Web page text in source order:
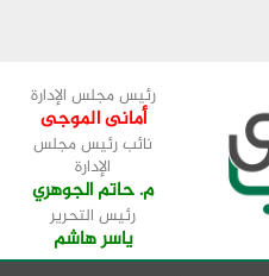
رئيس مجلس الإدارة
أمانى الموجى
نائب رئيس مجلس
الإدارة
م. حاتم الجوهري
رئيس التحرير
ياسر هاشم